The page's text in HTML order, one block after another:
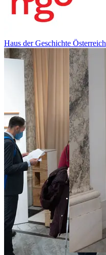
Haus der Geschichte Österreich